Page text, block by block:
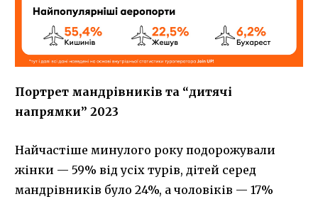
Портрет мандрівників та “дитячі
напрямки” 2023
Найчастіше минулого року подорожували
жінки — 59% від усіх турів, дітей серед
мандрівників було 24%, а чоловіків — 17%